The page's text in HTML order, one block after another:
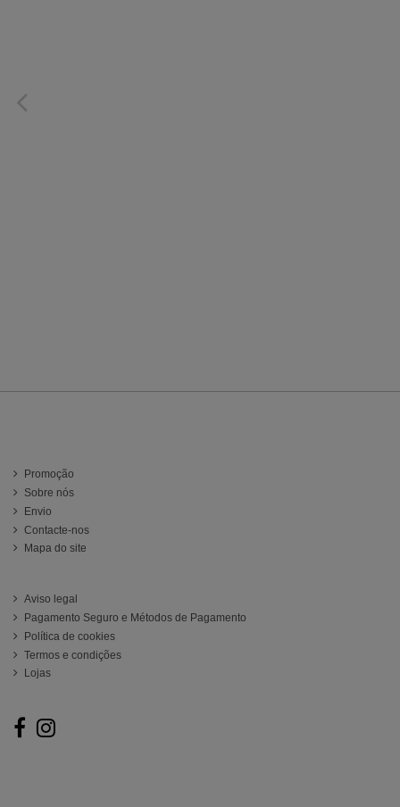
Promoção
Sobre nós
Envio
Contacte-nos
Mapa do site
Aviso legal
Pagamento Seguro e Métodos de Pagamento
Política de cookies
Termos e condições
Lojas